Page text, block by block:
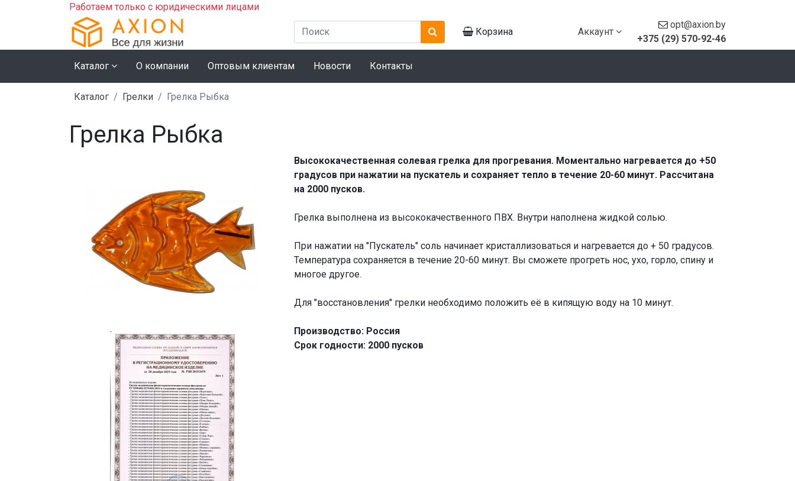
Работаем только с юридическими лицами
Корзина Аккаунт
opt@axion.by
+375 (29) 570-92-46
Каталог О компании Оптовым клиентам Новости Контакты
Каталог Грелки Грелка Рыбка
Грелка Рыбка
Высококачественная солевая грелка для прогревания. Моментально нагревается до +50
градусов при нажатии на пускатель и сохраняет тепло в течение 20-60 минут. Рассчитана
на 2000 пусков.
Грелка выполнена из высококачественного ПВХ. Внутри наполнена жидкой солью.
При нажатии на "Пускатель" соль начинает кристаллизоваться и нагревается до + 50 градусов.
Температура сохраняется в течение 20-60 минут. Вы сможете прогреть нос, ухо, горло, спину и
многое другое.
Для "восстановления" грелки необходимо положить её в кипящую воду на 10 минут.
Производство: Россия
Срок годности: 2000 пусков